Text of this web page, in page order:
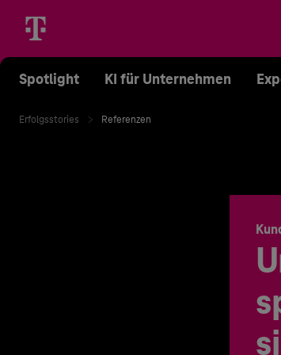
Spotlight KI für Unternehmen
Erfolgsstories Referenzen